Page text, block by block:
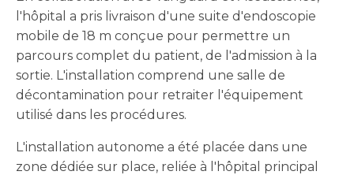
l'hôpital a pris livraison d'une suite d'endoscopie
mobile de 18 m conçue pour permettre un
parcours complet du patient, de l'admission à la
sortie. L'installation comprend une salle de
décontamination pour retraiter l'équipement
utilisé dans les procédures.
L'installation autonome a été placée dans une
zone dédiée sur place, reliée à l'hôpital principal